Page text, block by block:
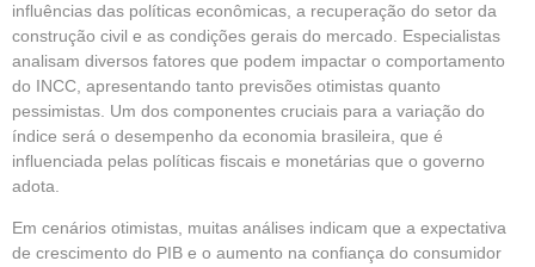
influências das políticas econômicas, a recuperação do setor da
construção civil e as condições gerais do mercado. Especialistas
analisam diversos fatores que podem impactar o comportamento
do INCC, apresentando tanto previsões otimistas quanto
pessimistas. Um dos componentes cruciais para a variação do
índice será o desempenho da economia brasileira, que é
influenciada pelas políticas fiscais e monetárias que o governo
adota.
Em cenários otimistas, muitas análises indicam que a expectativa
de crescimento do PIB e o aumento na confiança do consumidor